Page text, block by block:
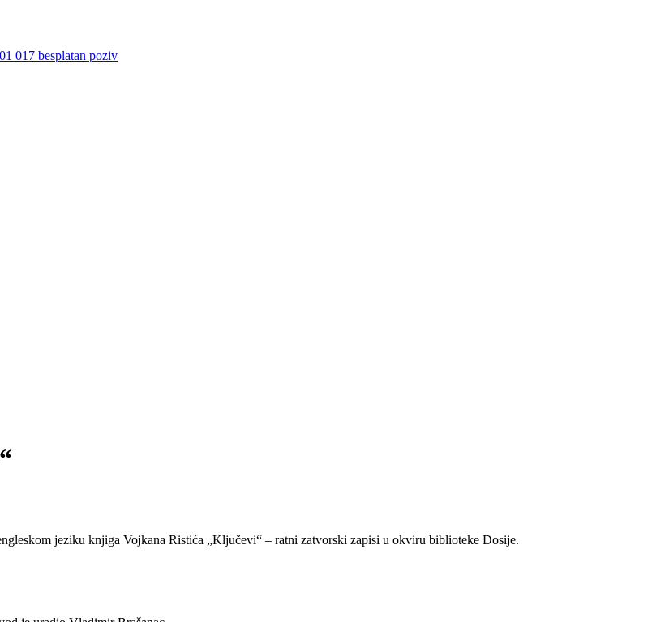
017 besplatan poziv
jeziku knjiga Vojkana Ristića „Ključevi“ – ratni zatvorski zapisi u okviru biblioteke Dosije.